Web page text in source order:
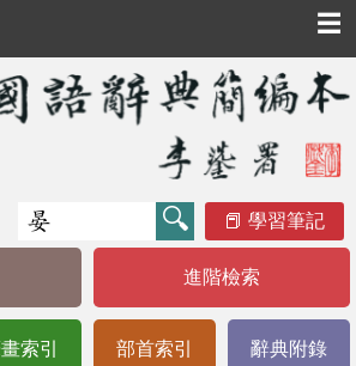
☰
學習筆記
進階檢索
索引 部首索引 辭典附錄